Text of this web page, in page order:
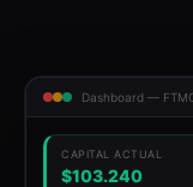
Dashboard —
CAPITAL ACTUAL
$103.240